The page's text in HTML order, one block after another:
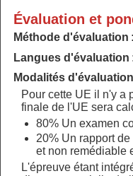
Évaluation et
Méthode d'évaluation :
Langues d'évaluation
Modalités
Pour cette UE il n'y a
finale de l'UE sera
80% Un examen
20% Un rapport
et non remédiable
L'épreuve étant